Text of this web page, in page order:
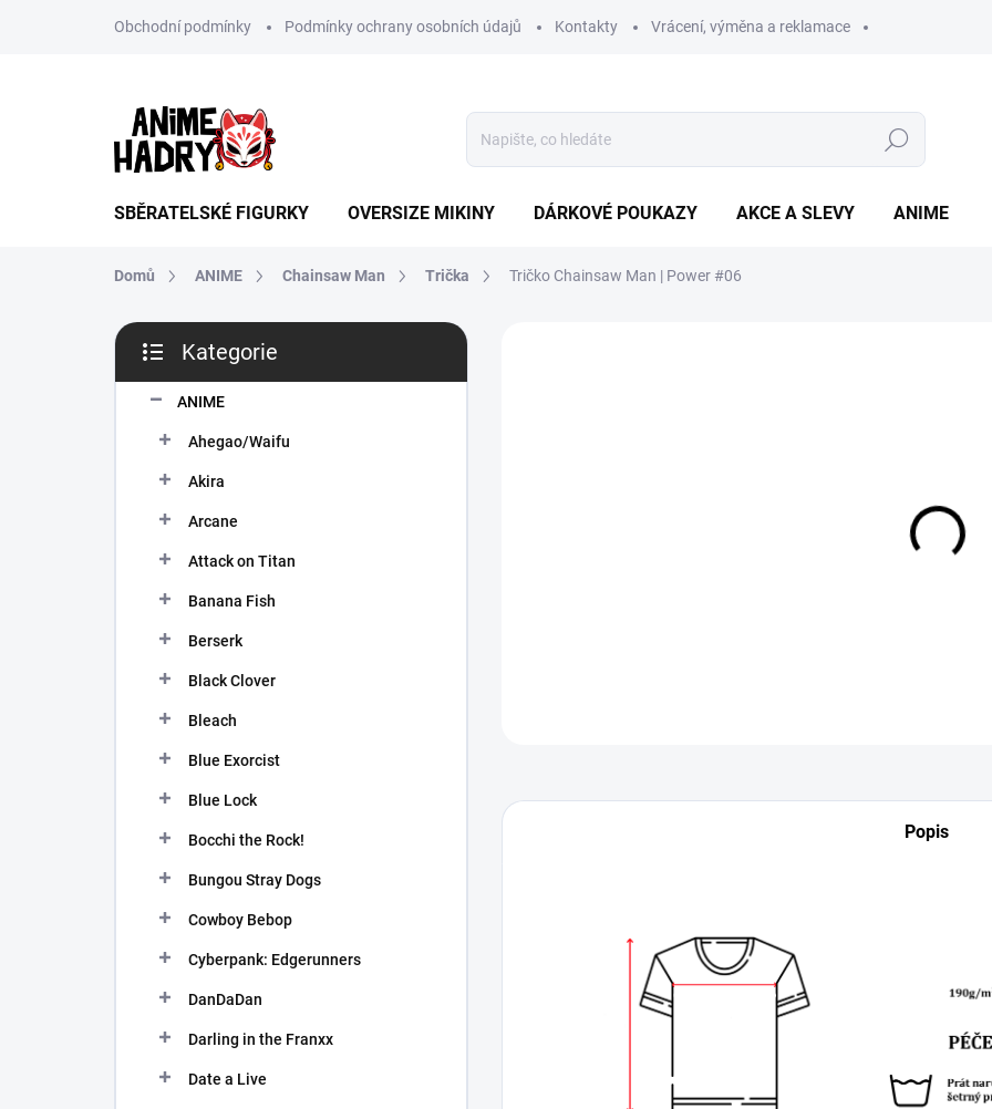
Obchodní podmínky Podmínky ochrany osobních údajů Kontakty Vrácení, výměna a reklamace
Hledat
SBĚRATELSKÉ FIGURKY OVERSIZE MIKINY DÁRKOVÉ POUKAZY AKCE A SLEVY ANIME
Domů ANIME Chainsaw Man Trička Tričko Chainsaw Man | Power #06
P
s
kategorie
Kategorie
ANIME
Ahegao/Waifu
Akira
Arcane
Attack on Titan
Banana Fish
Berserk
Black Clover
Bleach
Blue Exorcist
Blue Lock
Bocchi the Rock!
Bungou Stray Dogs
Cowboy Bebop
Cyberpank: Edgerunners
DanDaDan
Darling in the Franxx
Date a Live
Popis